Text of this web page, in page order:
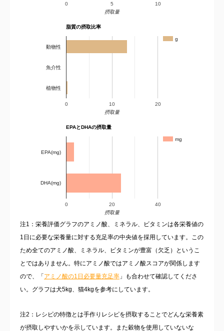
0 5 10
摂取量
脂質の摂取比率
g
0 10 20
動物性
魚介性
植物性
摂取量
EPAとDHAの摂取量
mg
0 20 40
EPA(mg)
DHA(mg)
摂取量
注1：栄養評価グラフのアミノ酸、ミネラル、ビタミンは各栄養値の
1日に必要な栄養量に対する充足率の中央値を採用しています。この
ため全てのアミノ酸、ミネラル、ビタミンが豊富（欠乏）というこ
とではありません。特にアミノ酸ではアミノ酸スコアが関係します
ので、「 アミノ酸の1日必要量充足率 」も合わせて確認してくださ
い。グラフは犬5kg、猫4kgを参考にしています。
注2：レシピの特徴とは手作りレシピを摂取することでどんな栄養素
が摂取しやすいかを示しています。また穀物を使用していないな